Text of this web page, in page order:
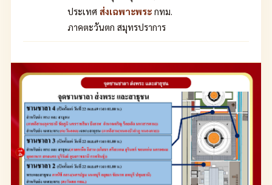
ประเทศ ส่งเฉพาะพระ กทม.
ภาคตะวันตก สมุทรปราการ